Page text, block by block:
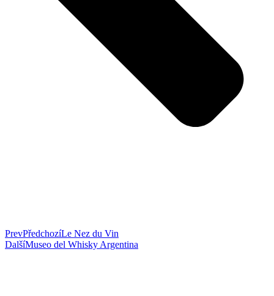
PrevPředchozíLe Nez du Vin
DalšíMuseo del Whisky Argentina